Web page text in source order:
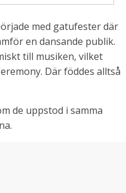
med gatufester där
en dansande publik.
till musiken, vilket
Där föddes alltså
de uppstod i samma